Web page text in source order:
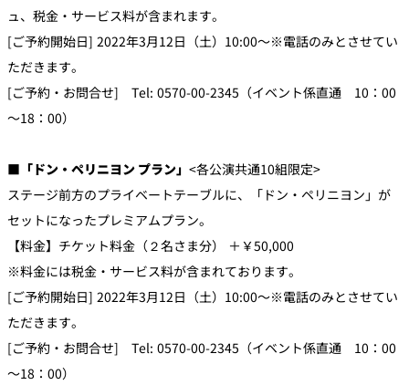
ュ、税金・サービス料が含まれます。
[ご予約開始日] 2022年3月12日（土）10:00～※電話のみとさせてい
ただきます。
[ご予約・お問合せ] Tel: 0570-00-2345（イベント係直通 10：00
～18：00）
■「ドン・ペリニヨン プラン」 <各公演共通10組限定>
ステージ前方のプライベートテーブルに、「ドン・ペリニヨン」が
セットになったプレミアムプラン。
【料金】チケット料金（２名さま分） ＋￥50,000
※料金には税金・サービス料が含まれております。
[ご予約開始日] 2022年3月12日（土）10:00～※電話のみとさせてい
ただきます。
[ご予約・お問合せ] Tel: 0570-00-2345（イベント係直通 10：00
～18：00）